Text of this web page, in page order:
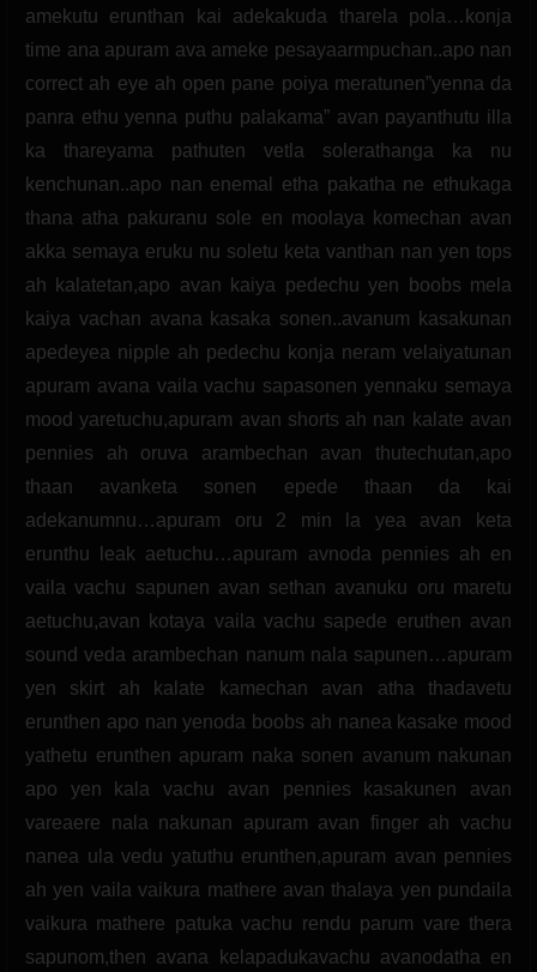
amekutu erunthan kai adekakuda tharela pola…konja
time ana apuram ava ameke pesayaarmpuchan..apo nan
correct ah eye ah open pane poiya meratunen”yenna da
panra ethu yenna puthu palakama” avan payanthutu illa
ka thareyama pathuten vetla solerathanga ka nu
kenchunan..apo nan enemal etha pakatha ne ethukaga
thana atha pakuranu sole en moolaya komechan avan
akka semaya eruku nu soletu keta vanthan nan yen tops
ah kalatetan,apo avan kaiya pedechu yen boobs mela
kaiya vachan avana kasaka sonen..avanum kasakunan
apedeyea nipple ah pedechu konja neram velaiyatunan
apuram avana vaila vachu sapasonen yennaku semaya
mood yaretuchu,apuram avan shorts ah nan kalate avan
pennies ah oruva arambechan avan thutechutan,apo
thaan avanketa sonen epede thaan da kai
adekanumnu…apuram oru 2 min la yea avan keta
erunthu leak aetuchu…apuram avnoda pennies ah en
vaila vachu sapunen avan sethan avanuku oru maretu
aetuchu,avan kotaya vaila vachu sapede eruthen avan
sound veda arambechan nanum nala sapunen…apuram
yen skirt ah kalate kamechan avan atha thadavetu
erunthen apo nan yenoda boobs ah nanea kasake mood
yathetu erunthen apuram naka sonen avanum nakunan
apo yen kala vachu avan pennies kasakunen avan
vareaere nala nakunan apuram avan finger ah vachu
nanea ula vedu yatuthu erunthen,apuram avan pennies
ah yen vaila vaikura mathere avan thalaya yen pundaila
vaikura mathere patuka vachu rendu parum vare thera
sapunom,then avana kelapadukavachu avanodatha en